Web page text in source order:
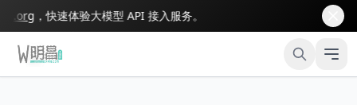
，快速体验大模型 API 接入服务。